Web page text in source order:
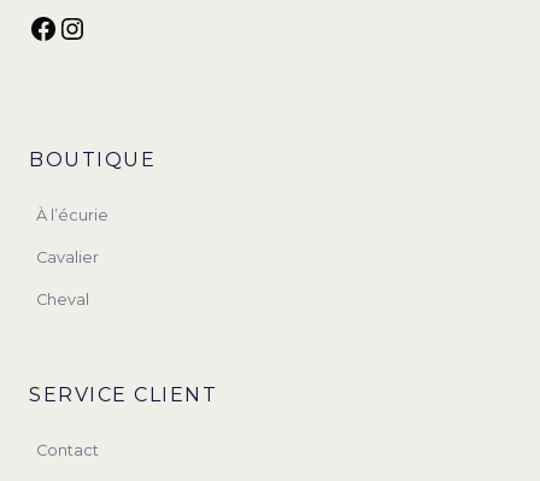
Facebook
Instagram
BOUTIQUE
À l’écurie
Cavalier
Cheval
SERVICE CLIENT
Contact